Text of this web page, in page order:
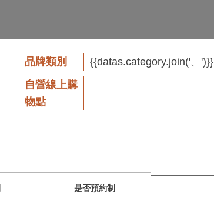
品牌類別 {{datas.category.join('、')}}
自營線上購
物點
是否預約制